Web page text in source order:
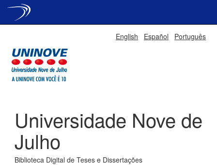
English Español Português
Universidade Nove de
Julho
Biblioteca Digital de Teses e Dissertações